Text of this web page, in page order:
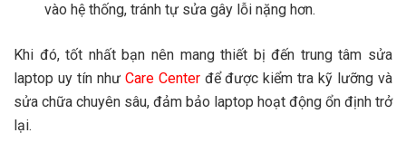
vào hệ thống, tránh tự sửa gây lỗi nặng hơn.
Khi đó, tốt nhất bạn nên mang thiết bị đến trung tâm sửa
laptop uy tín như Care Centerđể được kiểm tra kỹ lưỡng và
sửa chữa chuyên sâu, đảm bảo laptop hoạt động ổn định trở
lại.